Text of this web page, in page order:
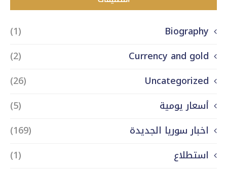
Biography
(1)
Currency and gold
(2)
Uncategorized
(26)
أسعار يومية
(5)
اخبار سوريا الجديدة
(169)
استطلاع
(1)